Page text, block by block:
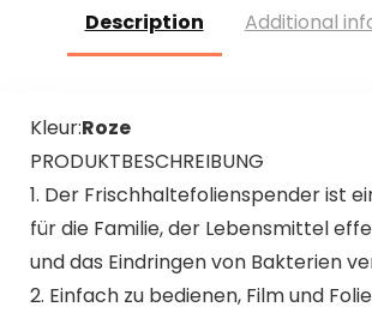
Description Additional
Kleur:Roze
PRODUKTBESCHREIBUNG
1. Der Frischhaltefolienspender ist
für die Familie, der Lebensmittel
und das Eindringen von Bakterien
2. Einfach zu bedienen, Film und